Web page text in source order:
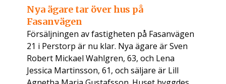
Nya ägare tar över hus på
Fasanvägen
Försäljningen av fastigheten på Fasanvägen
21 i Perstorp är nu klar. Nya ägare är Sven
Robert Mickael Wahlgren, 63, och Lena
Jessica Martinsson, 61, och säljare är Lill